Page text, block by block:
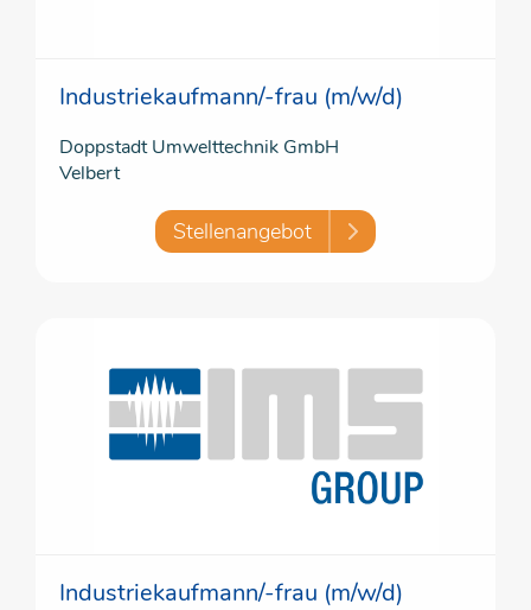
Industriekaufmann/-frau (m/w/d)
Doppstadt Umwelttechnik GmbH
Velbert
Stellenangebot
Industriekaufmann/-frau (m/w/d)